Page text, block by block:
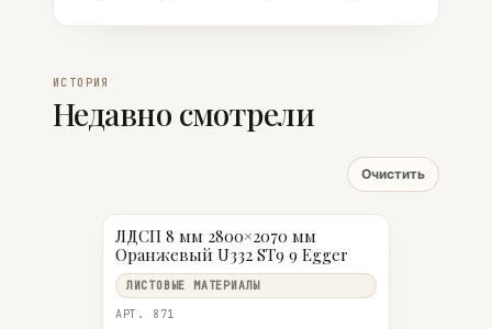
ИСТОРИЯ
Недавно смотрели
Очистить
ЛДСП 8 мм 2800×2070 мм
Оранжевый U332 ST9 9 Egger
ЛИСТОВЫЕ МАТЕРИАЛЫ
АРТ. 871